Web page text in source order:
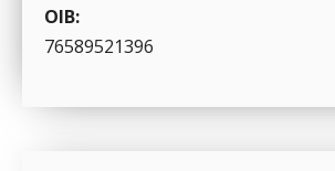
OIB:
76589521396